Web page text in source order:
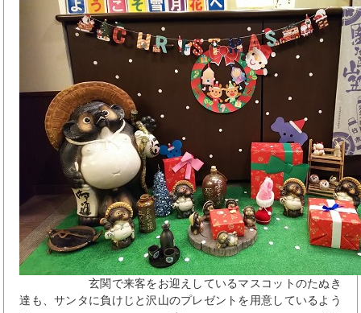
玄関で来客をお迎えしているマスコットのたぬき
達も、サンタに負けじと沢山のプレゼントを用意しているよう